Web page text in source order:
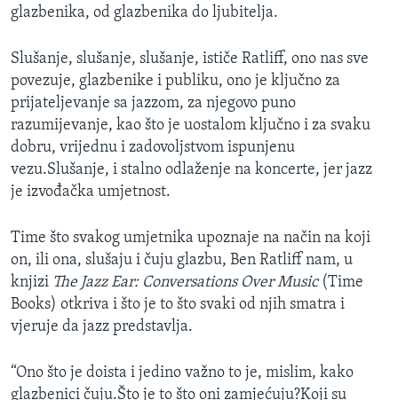
glazbenika, od glazbenika do ljubitelja.
Slušanje, slušanje, slušanje, ističe Ratliff, ono nas sve
povezuje, glazbenike i publiku, ono je ključno za
prijateljevanje sa jazzom, za njegovo puno
razumijevanje, kao što je uostalom ključno i za svaku
dobru, vrijednu i zadovoljstvom ispunjenu
vezu.Slušanje, i stalno odlaženje na koncerte, jer jazz
je izvođačka umjetnost.
Time što svakog umjetnika upoznaje na način na koji
on, ili ona, slušaju i čuju glazbu, Ben Ratliff nam, u
knjizi The Jazz Ear: Conversations Over Music (Time
Books) otkriva i što je to što svaki od njih smatra i
vjeruje da jazz predstavlja.
“Ono što je doista i jedino važno to je, mislim, kako
glazbenici čuju.Što je to što oni zamjećuju?Koji su